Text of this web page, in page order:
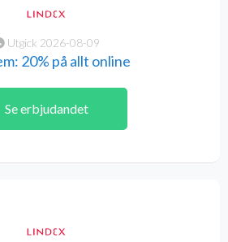
Utgick 2026-08-09
20% på allt online
Se erbjudandet